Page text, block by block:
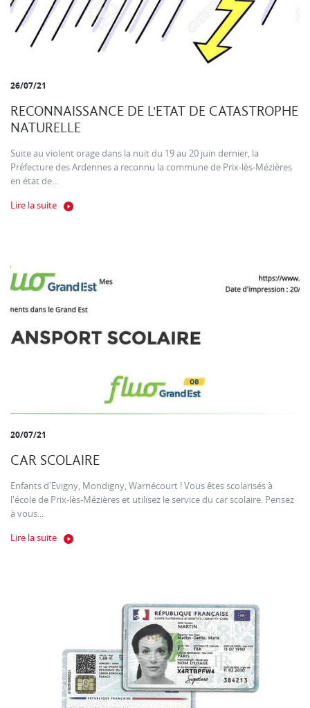
26/07/21
RECONNAISSANCE DE L'ETAT DE CATASTROPHE
NATURELLE
Suite au violent orage dans la nuit du 19 au 20 juin dernier, la
Préfecture des Ardennes a reconnu la commune de Prix-lès-Mézières
en état de...
Lire la suite
20/07/21
CAR SCOLAIRE
Enfants d'Evigny, Mondigny, Warnécourt ! Vous êtes scolarisés à
l'école de Prix-lès-Mézières et utilisez le service du car scolaire. Pensez
à vous...
Lire la suite